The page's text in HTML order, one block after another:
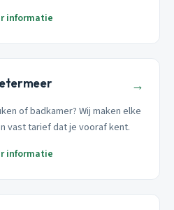
informatie
→
of badkamer? Wij maken elke
vast tarief dat je vooraf kent.
informatie